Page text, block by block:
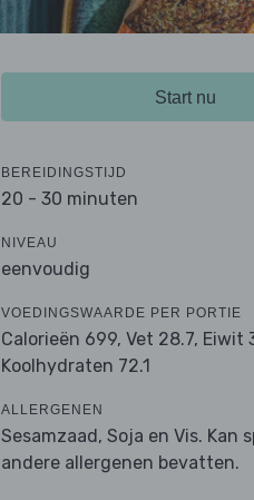
Start nu
BEREIDINGSTIJD
20 - 30 minuten
NIVEAU
eenvoudig
VOEDINGSWAARDE PER PORTIE
Calorieën 699, Vet 28.7, Eiwit
Koolhydraten 72.1
ALLERGENEN
Sesamzaad, Soja en Vis. Kan
andere allergenen bevatten.